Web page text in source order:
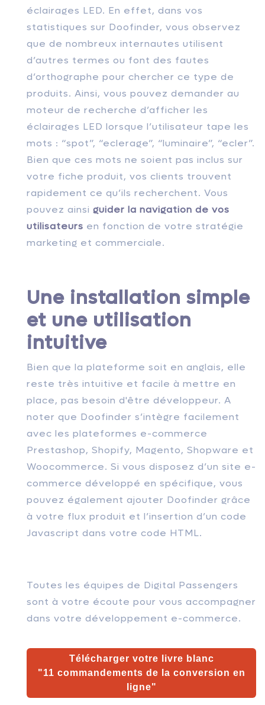
éclairages LED. En effet, dans vos
statistiques sur Doofinder, vous observez
que de nombreux internautes utilisent
d’autres termes ou font des fautes
d’orthographe pour chercher ce type de
produits. Ainsi, vous pouvez demander au
moteur de recherche d’afficher les
éclairages LED lorsque l’utilisateur tape les
mots : “spot”, “eclerage”, “luminaire”, “ecler”.
Bien que ces mots ne soient pas inclus sur
votre fiche produit, vos clients trouvent
rapidement ce qu’ils recherchent. Vous
pouvez ainsi guider la navigation de vos
utilisateurs en fonction de votre stratégie
marketing et commerciale.
Une installation simple
et une utilisation
intuitive
Bien que la plateforme soit en anglais, elle
reste très intuitive et facile à mettre en
place, pas besoin d'être développeur. A
noter que Doofinder s’intègre facilement
avec les plateformes e-commerce
Prestashop, Shopify, Magento, Shopware et
Woocommerce. Si vous disposez d’un site e-
commerce développé en spécifique, vous
pouvez également ajouter Doofinder grâce
à votre flux produit et l’insertion d’un code
Javascript dans votre code HTML.
Toutes les équipes de Digital Passengers
sont à votre écoute pour vous accompagner
dans votre développement e-commerce.
Télécharger votre livre blanc
"11 commandements de la conversion en
ligne"